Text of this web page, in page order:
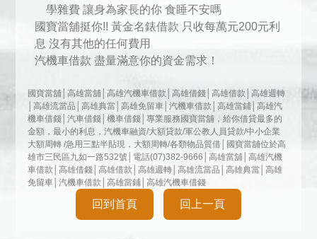
學雜費 讓身為家長的你 食睡不安嗎
國寶當舖挺你!! 黃金名錶借款 只收每萬元200元利
息 沒有其他的任何費用
汽機車借款 盡量滿意你的資金需求！
國寶當舖│高雄當舖│高雄汽機車借款│高雄借錢│高雄借款│高雄週轉
│高雄流當品│高雄典當│高雄免留車│汽機車借款│高雄當鋪│高雄汽
機車借錢│汽車借錢│機車借錢│專業服務國寶當舖，給你借貸最多的
金額，最小的利息，汽機車融資/大額貸款/軍公教人員貸款/中小企業
大額周轉 /急用三點半貼現，大額周轉/各類物品質借│國寶當舖位於高
雄市三民區九如一路532號│電話(07)382-9666│高雄當舖│高雄汽機
車借款│高雄借錢│高雄借款│高雄週轉│高雄流當品│高雄典當│高雄
免留車│汽機車借款│高雄當鋪│高雄汽機車借錢
回到首頁 回上一頁